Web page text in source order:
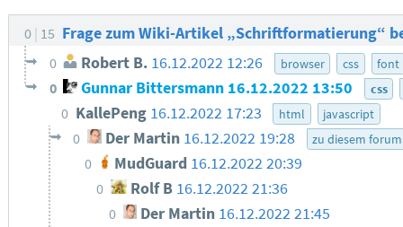
0 15 Frage zum Wiki-Artikel „Schriftformatierung“
0 Robert B. 16.12.2022 12:26 browser css font
0 Gunnar Bittersmann 16.12.2022 13:50 css
0 KallePeng 16.12.2022 17:23 html javascript
0 Der Martin 16.12.2022 19:28 zu diesem forum
0 MudGuard 16.12.2022 20:39
0 Rolf B 16.12.2022 21:36
0 Der Martin 16.12.2022 21:45